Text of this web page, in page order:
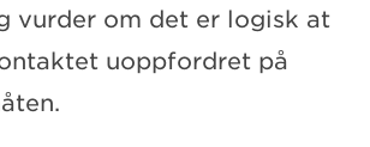
vurder om det er logisk at
uoppfordret på